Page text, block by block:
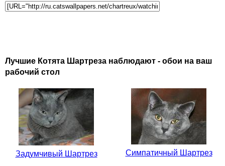
Лучшие Котята Шартреза наблюдают - обои на ваш
рабочий стол
Задумчивый Шартрез Симпатичный Шартрез